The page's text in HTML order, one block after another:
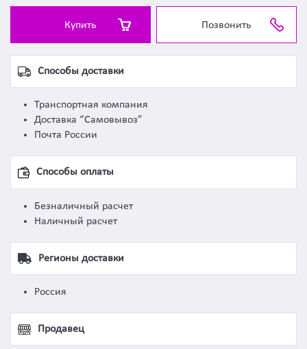
Купить Позвонить
Способы доставки
Транспортная компания
Доставка “Самовывоз”
Почта России
Способы оплаты
Безналичный расчет
Наличный расчет
Регионы доставки
Россия
Продавец